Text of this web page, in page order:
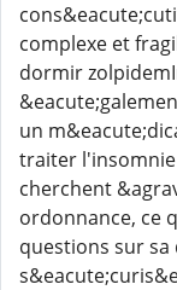
complexe et
dormir
un
traiter
cherchent
ordonnance, ce
questions sur